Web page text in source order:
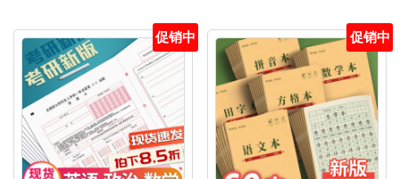
促销中 促销中